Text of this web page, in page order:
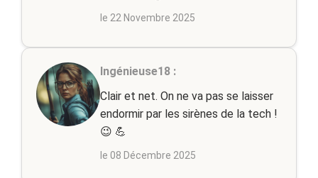
le 22 Novembre 2025
Ingénieuse18 :
Clair et net. On ne va pas se laisser
endormir par les sirènes de la tech !
😉 💪
le 08 Décembre 2025